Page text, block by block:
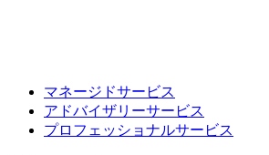
マネージドサービス
アドバイザリーサービス
プロフェッショナルサービス